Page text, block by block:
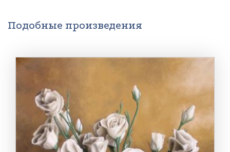
Подобные произведения